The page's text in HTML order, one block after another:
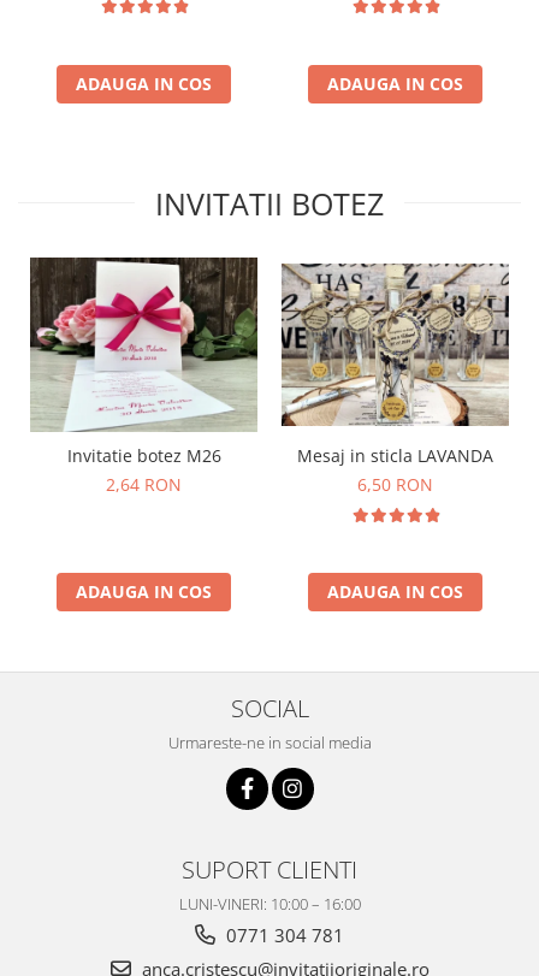
ADAUGA IN COS ADAUGA IN COS
INVITATII BOTEZ
Invitatie botez M26
2,64 RON
ADAUGA IN COS
Mesaj in sticla LAVANDA
6,50 RON
ADAUGA IN COS
SOCIAL
Urmareste-ne in social media
SUPORT CLIENTI
LUNI-VINERI: 10:00 – 16:00
0771 304 781
anca.cristescu@invitatiioriginale.ro